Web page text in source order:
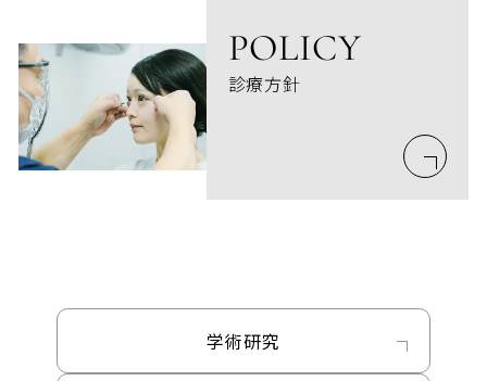
POLICY
診療方針
学術研究